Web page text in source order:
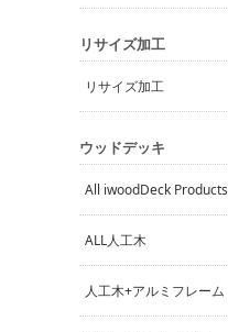
リサイズ加工
リサイズ加工
ウッドデッキ
All iwoodDeck Products
ALL人工木
人工木+アルミフレーム